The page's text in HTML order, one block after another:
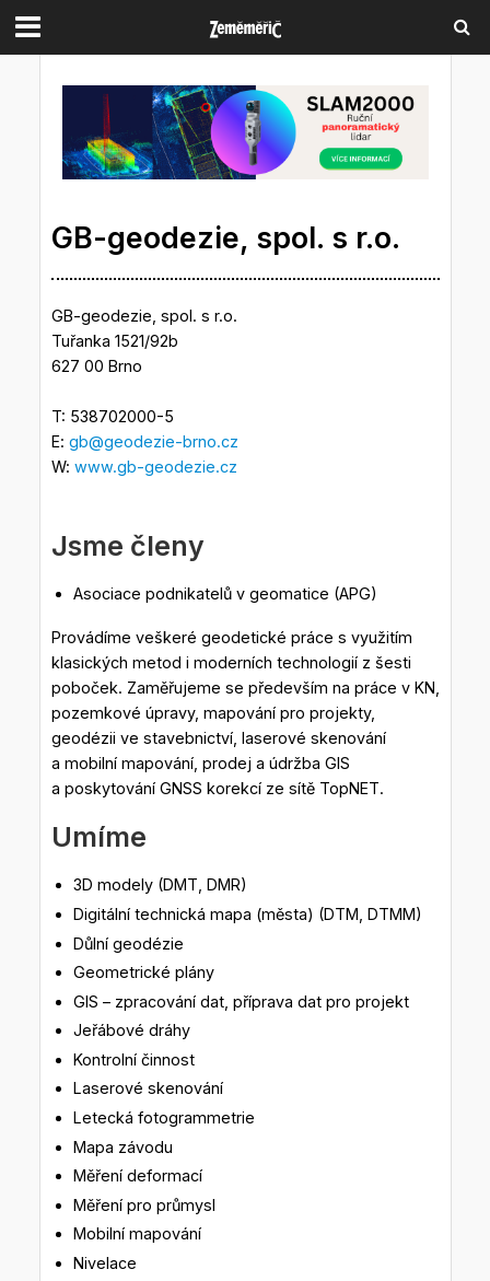
GB-geodezie, spol. s r.o.
GB-geodezie, spol. s r.o.
Tuřanka 1521/92b
627 00 Brno
T: 538702000-5
E: gb@geodezie-brno.cz
W: www.gb-geodezie.cz
Jsme členy
Asociace podnikatelů v geomatice (APG)
Provádíme veškeré geodetické práce s využitím
klasických metod i moderních technologií z šesti
poboček. Zaměřujeme se především na práce v KN,
pozemkové úpravy, mapování pro projekty,
geodézii ve stavebnictví, laserové skenování
a mobilní mapování, prodej a údržba GIS
a poskytování GNSS korekcí ze sítě TopNET.
Umíme
3D modely (DMT, DMR)
Digitální technická mapa (města) (DTM, DTMM)
Důlní geodézie
Geometrické plány
GIS – zpracování dat, příprava dat pro projekt
Jeřábové dráhy
Kontrolní činnost
Laserové skenování
Letecká fotogrammetrie
Mapa závodu
Měření deformací
Měření pro průmysl
Mobilní mapování
Nivelace